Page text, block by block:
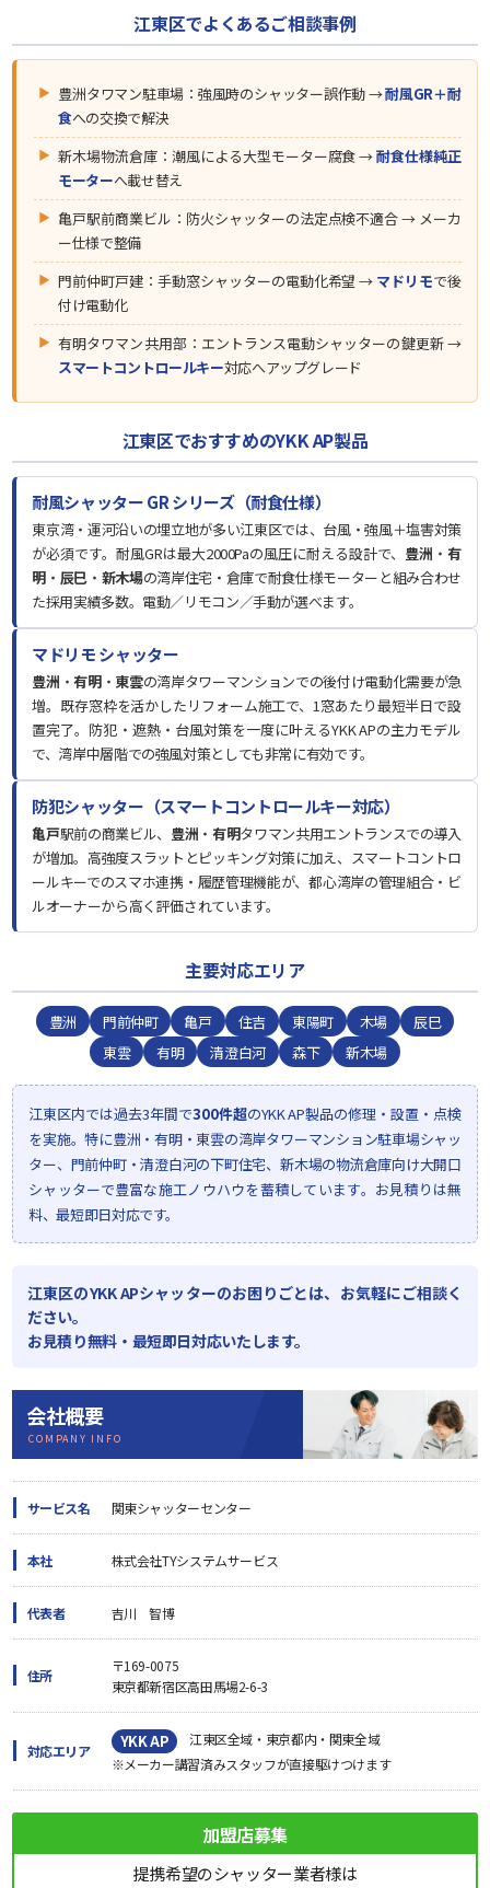
江東区でよくあるご相談事例
豊洲タワマン駐車場：強風時のシャッター誤作動 →耐風GR＋耐
食への交換で解決
新木場物流倉庫：潮風による大型モーター腐食 →耐食仕様純正
モーターへ載せ替え
亀戸駅前商業ビル：防火シャッターの法定点検不適合 → メーカ
ー仕様で整備
門前仲町戸建：手動窓シャッターの電動化希望 → マドリモで後
付け電動化
有明タワマン共用部：エントランス電動シャッターの鍵更新 →
スマートコントロールキー対応へアップグレード
江東区でおすすめのYKK AP製品
耐風シャッター GR シリーズ（耐食仕様）
東京湾・運河沿いの埋立地が多い江東区では、台風・強風＋塩害対策
が必須です。耐風GRは最大2000Paの風圧に耐える設計で、 豊洲 ・有
明・ 辰巳・ 新木場の湾岸住宅・倉庫で耐食仕様モーターと組み合わせ
た採用実績多数。電動／リモコン／手動が選べます。
マドリモ シャッター
豊洲 ・有明・ 東雲の湾岸タワーマンションでの後付け電動化需要が急
増。既存窓枠を活かしたリフォーム施工で、1窓あたり最短半日で設
置完了。防犯・遮熱・台風対策を一度に叶えるYKK APの主力モデル
で、湾岸中層階での強風対策としても非常に有効です。
防犯シャッター（スマートコントロールキー対応）
亀戸駅前の商業ビル、 豊洲 ・ 有明タワマン共用エントランスでの導入
が増加。高強度スラットとピッキング対策に加え、スマートコントロ
ールキーでのスマホ連携・履歴管理機能が、都心湾岸の管理組合・ビ
ルオーナーから高く評価されています。
主要対応エリア
豊洲 門前仲町 亀戸 住吉 東陽町 木場
辰巳
東雲
有明 清澄白河 森下 新木場
江東区内では過去3年間で300件超のYKK AP製品の修理・設置・点検
を実施。特に豊洲・有明・東雲の湾岸タワーマンション駐車場シャッ
ター、門前仲町・清澄白河の下町住宅、新木場の物流倉庫向け大開口
シャッターで豊富な施工ノウハウを蓄積しています。お見積りは無
料、最短即日対応です。
江東区のYKK APシャッターのお困りごとは、お気軽にご相談く
ださい。
お見積り無料・最短即日対応いたします。
会社概要
COMPANY INFO
サービス名 関東シャッターセンター
本社 株式会社TYシステムサービス
代表者 吉川 智博
住所
〒169-0075
東京都新宿区高田馬場2-6-3
対応エリア YKK AP
江東区全域・東京都内・関東全域
※メーカー講習済みスタッフが直接駆けつけます
加盟店募集
提携希望のシャッター業者様は